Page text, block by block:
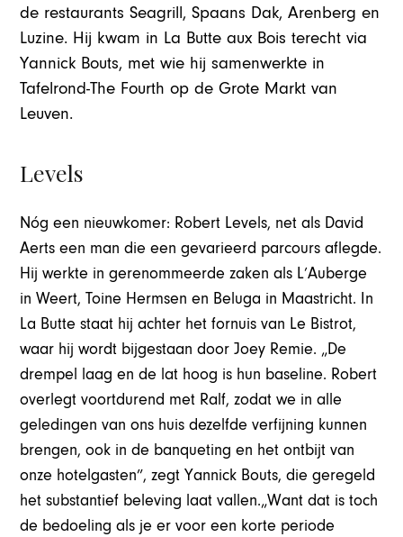
de restaurants Seagrill, Spaans Dak, Arenberg en
Luzine. Hij kwam in La Butte aux Bois terecht via
Yannick Bouts, met wie hij samenwerkte in
Tafelrond-The Fourth op de Grote Markt van
Leuven.
Levels
Nóg een nieuwkomer: Robert Levels, net als David
Aerts een man die een gevarieerd parcours aflegde.
Hij werkte in gerenommeerde zaken als L’Auberge
in Weert, Toine Hermsen en Beluga in Maastricht. In
La Butte staat hij achter het fornuis van Le Bistrot,
waar hij wordt bijgestaan door Joey Remie. „De
drempel laag en de lat hoog is hun baseline. Robert
overlegt voortdurend met Ralf, zodat we in alle
geledingen van ons huis dezelfde verfijning kunnen
brengen, ook in de banqueting en het ontbijt van
onze hotelgasten”, zegt Yannick Bouts, die geregeld
het substantief beleving laat vallen.„Want dat is toch
de bedoeling als je er voor een korte periode